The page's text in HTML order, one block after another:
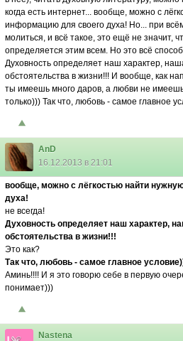
когда есть интернет... вообще, можно с
информацию для своего духа! Но... при
молиться, и всё такое, это ещё не значит,
определяется этим всем. Но это всё
Духовность определяет наш характер,
обстоятельства в жизни!!! И вообще, как
ты имеешь много даров, а любви не
только))) Так что, любовь - самое главное
AnD
16.12.2013 в 21:01
вообще, можно с лёгкостью найти
духа!
не всегда!
Духовность определяет наш характер,
обстоятельства в жизни!!!
Это как?
Так что, любовь - самое главное
Аминь!!!! И я это говорю себе в первую
понимает)))
Nastena